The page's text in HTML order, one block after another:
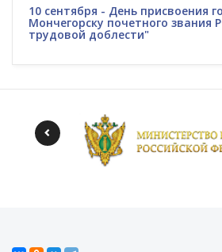
10 сентября - День присвоения
Мончегорску почетного звания
трудовой доблести"